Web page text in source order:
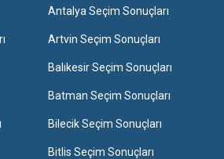
Antalya Seçim Sonuçları
Artvin Seçim Sonuçları
Balıkesir Seçim Sonuçları
Batman Seçim Sonuçları
Bilecik Seçim Sonuçları
Bitlis Seçim Sonuçları